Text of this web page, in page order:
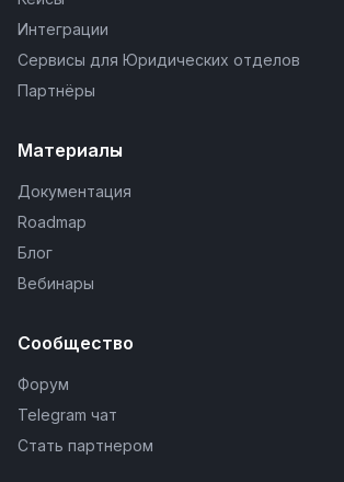
Интеграции
Сервисы для Юридических отделов
Партнёры
Материалы
Документация
Roadmap
Блог
Вебинары
Сообщество
Форум
Telegram чат
Стать партнером